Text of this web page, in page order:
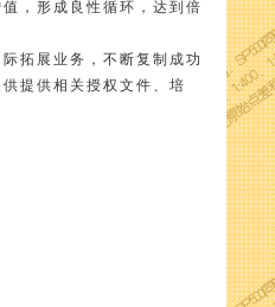
，形成良性循环，达到倍
拓展业务，不断复制成功
提供相关授权文件、培